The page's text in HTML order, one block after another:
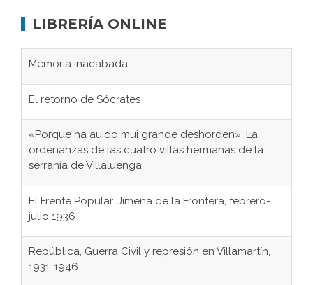
LIBRERÍA ONLINE
Memoria inacabada
El retorno de Sócrates
«Porque ha auido mui grande deshorden»: La
ordenanzas de las cuatro villas hermanas de la
serranía de Villaluenga
El Frente Popular. Jimena de la Frontera, febrero-
julio 1936
República, Guerra Civil y represión en Villamartín,
1931-1946